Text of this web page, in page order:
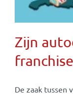
Zijn
De zaak tussen